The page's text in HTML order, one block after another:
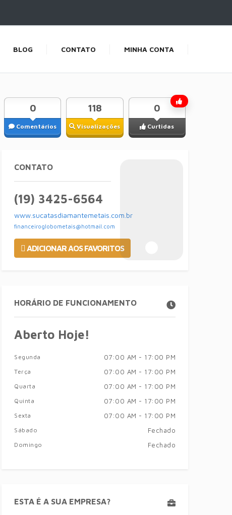
BLOG CONTATO MINHA CONTA
Comentários
0
Visualizações
118
Curtidas
0
CONTATO
(19) 3425-6564
www.sucatasdiamantemetais.com.br
financeiroglobometais@hotmail.com
ADICIONAR AOS FAVORITOS
HORÁRIO DE FUNCIONAMENTO
Aberto Hoje!
Segunda 07:00 AM - 17:00 PM
Terça 07:00 AM - 17:00 PM
Quarta 07:00 AM - 17:00 PM
Quinta 07:00 AM - 17:00 PM
Sexta 07:00 AM - 17:00 PM
Sábado Fechado
Domingo Fechado
ESTA É A SUA EMPRESA?